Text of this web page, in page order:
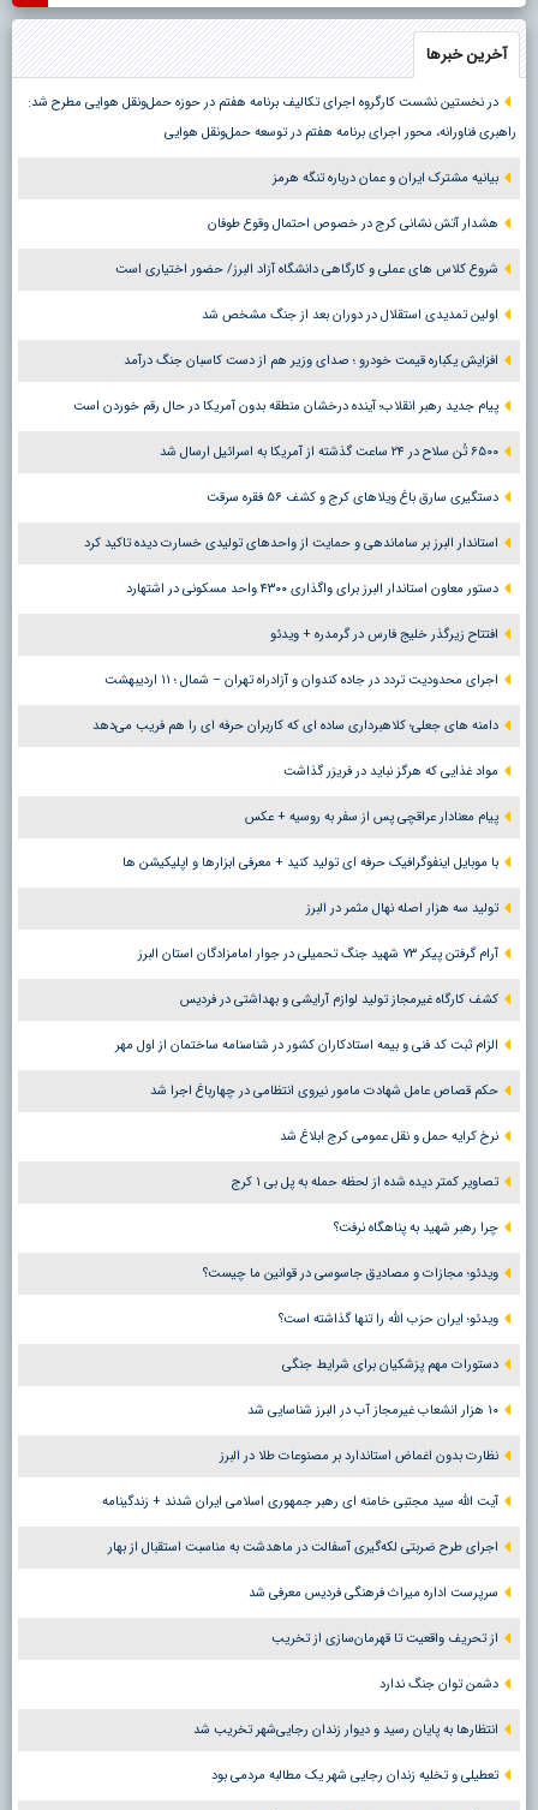
آخرین خبرها
در نخستین نشست کارگروه اجرای تکالیف برنامه هفتم در حوزه حمل‌ونقل هوایی مطرح شد:
راهبری فناورانه، محور اجرای برنامه هفتم در توسعه حمل‌ونقل هوایی
بیانیه مشترک ایران و عمان درباره تنگه هرمز
هشدار آتش نشانی کرج در خصوص احتمال وقوع طوفان
شروع کلاس های عملی و کارگاهی دانشگاه آزاد البرز/ حضور اختیاری است
اولین تمدیدی استقلال در دوران بعد از جنگ مشخص شد
افزایش یکباره قیمت خودرو ؛ صدای وزیر هم از دست کاسبان جنگ درآمد
پیام جدید رهبر انقلاب؛ آینده درخشان منطقه بدون آمریکا در حال رقم خوردن است
۶۵۰۰ تُن سلاح در ۲۴ ساعت گذشته از آمریکا به اسرائیل ارسال شد
دستگیری سارق باغ ویلاهای کرج و کشف ۵۶ فقره سرقت
استاندار البرز بر ساماندهی و حمایت از واحدهای تولیدی خسارت دیده تاکید کرد
دستور معاون استاندار البرز برای واگذاری ۴۳۰۰ واحد مسکونی در اشتهارد
افتتاح زیرگذر خلیج فارس در گرمدره + ویدئو
اجرای محدودیت تردد در جاده کندوان و آزادراه تهران – شمال ؛ ١١ اردیبهشت
دامنه های جعلی؛ کلاهبرداری ساده ای که کاربران حرفه ای را هم فریب می‌دهد
مواد غذایی که هرگز نباید در فریزر گذاشت
پیام معنادار عراقچی پس از سفر به روسیه + عکس
با موبایل اینفوگرافیک حرفه ای تولید کنید + معرفی ابزارها و اپلیکیشن ها
تولید سه هزار اصله نهال مثمر در البرز
آرام گرفتن پیکر ۷۳ شهید جنگ تحمیلی در جوار امامزادگان استان البرز
کشف کارگاه غیرمجاز تولید لوازم آرایشی و بهداشتی در فردیس
الزام ثبت کد فنی و بیمه استادکاران کشور در شناسنامه ساختمان از اول مهر
حکم قصاص عامل شهادت مامور نیروی انتظامی در چهارباغ اجرا شد
نرخ کرایه حمل و نقل عمومی کرج ابلاغ شد
تصاویر کمتر دیده شده از لحظه حمله به پل بی ۱ کرج
چرا رهبر شهید به پناهگاه نرفت؟
ویدئو؛ مجازات و مصادیق جاسوسی در قوانین ما چیست؟
ویدئو؛ ایران حزب الله را تنها گذاشته است؟
دستورات مهم پزشکیان برای شرایط جنگی
۱۰ هزار انشعاب غیرمجاز آب در البرز شناسایی شد
نظارت بدون اغماض استاندارد بر مصنوعات طلا در البرز
آیت الله سید مجتبی خامنه ای رهبر جمهوری اسلامی ایران شدند + زندگینامه
اجرای طرح ضربتی لکه‌گیری آسفالت در ماهدشت به مناسبت استقبال از بهار
سرپرست اداره میراث فرهنگی فردیس معرفی شد
از تحریف واقعیت تا قهرمان‌سازی از تخریب
دشمن توان جنگ ندارد
انتظارها به پایان رسید و دیوار زندان رجایی‌شهر تخریب شد
تعطیلی و تخلیه زندان رجایی شهر یک مطالبه مردمی بود